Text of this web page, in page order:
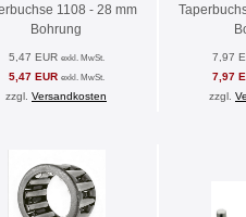
1108 - 28 mm
Bohrung
5,47 EUR exkl. MwSt.
5,47 EUR exkl. MwSt.
zzgl. Versandkosten
7,97
7,97
zzgl.